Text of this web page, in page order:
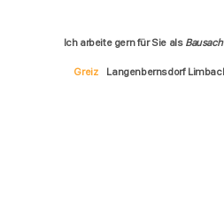
Ich arbeite gern für Sie als
Greiz Langenbernsdorf